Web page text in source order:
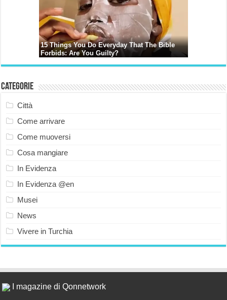
Categorie
Città
Come arrivare
Come muoversi
Cosa mangiare
In Evidenza
In Evidenza @en
Musei
News
Vivere in Turchia
I magazine di Qonnetwork